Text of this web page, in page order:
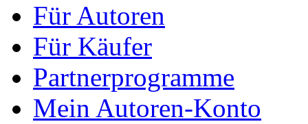
Für Autoren
Für Käufer
Partnerprogramme
Mein Autoren-Konto